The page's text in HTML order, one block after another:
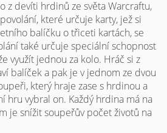
z devíti hrdinů ze světa Warcraftu,
které určuje karty, jež si
balíčku o třiceti kartách, se
také určuje speciální schopnost
využít jednou za kolo. Hráč si z
balíček a pak je v jednom ze dvou
který hraje zase s hrdinou a
hru vybral on. Každý hrdina má na
je snížit soupeřův počet životů na